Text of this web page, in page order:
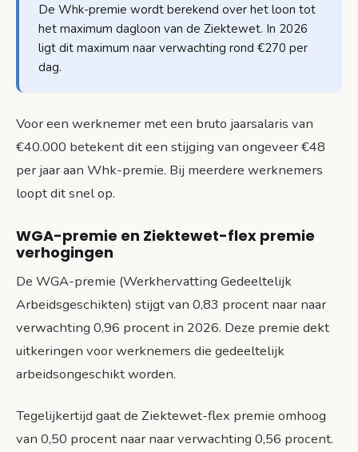
De Whk-premie wordt berekend over het loon tot
het maximum dagloon van de Ziektewet. In 2026
ligt dit maximum naar verwachting rond €270 per
dag.
Voor een werknemer met een bruto jaarsalaris van
€40.000 betekent dit een stijging van ongeveer €48
per jaar aan Whk-premie. Bij meerdere werknemers
loopt dit snel op.
WGA-premie en Ziektewet-flex premie
verhogingen
De WGA-premie (Werkhervatting Gedeeltelijk
Arbeidsgeschikten) stijgt van 0,83 procent naar naar
verwachting 0,96 procent in 2026. Deze premie dekt
uitkeringen voor werknemers die gedeeltelijk
arbeidsongeschikt worden.
Tegelijkertijd gaat de Ziektewet-flex premie omhoog
van 0,50 procent naar naar verwachting 0,56 procent.